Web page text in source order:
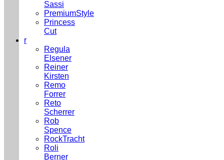
Sassi
PremiumStyle
Princess
Cut
r
Regula
Elsener
Reiner
Kirsten
Remo
Forrer
Reto
Scherrer
Rob
Spence
RockTracht
Roli
Berner